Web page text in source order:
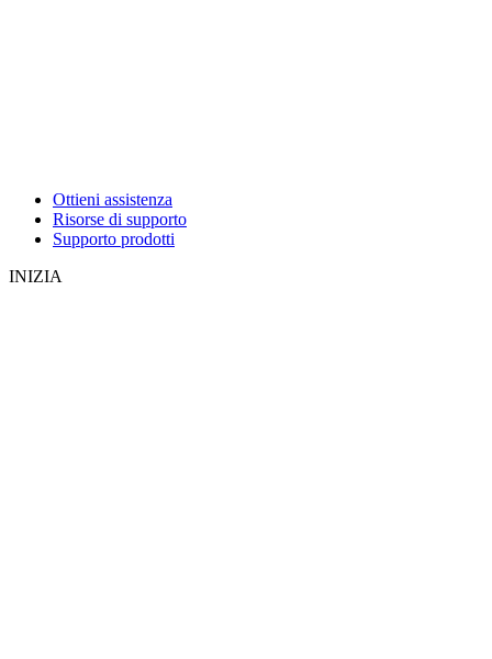
Ottieni assistenza
Risorse di supporto
Supporto prodotti
INIZIA